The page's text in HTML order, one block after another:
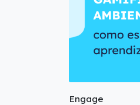
Engage